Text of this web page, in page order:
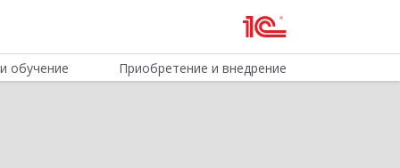
обучение Приобретение и внедрение